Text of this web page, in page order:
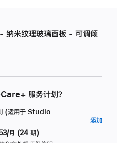
米纹理玻璃面板 - 可调倾
服务计划？
(适用于 Studio
月 (24 期)
添加